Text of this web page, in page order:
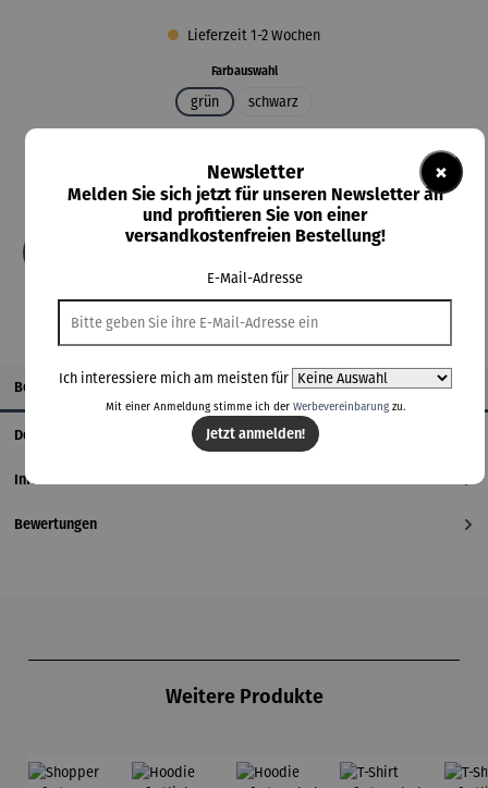
Lieferzeit 1-2 Wochen
Farbauswahlauswählen
grün schwarz
5XL L M
XS
XXS
Beschreibung
Details
Informationen zum Hersteller
Bewertungen
Weitere Produkte
×
Newsletter
Melden Sie sich jetzt für unseren Newsletter an
und profitieren Sie von einer
versandkostenfreien Bestellung!
E-Mail-Adresse
Ich interessiere mich am meisten für
Mit einer Anmeldung stimme ich der Werbevereinbarungzu.
Jetzt anmelden!